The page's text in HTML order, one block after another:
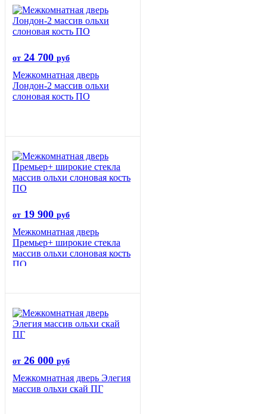
от 24 700 руб
Межкомнатная дверь
Лондон-2 массив ольхи
слоновая кость ПО
от 19 900 руб
Межкомнатная дверь
Премьер+ широкие стекла
массив ольхи слоновая кость
ПО
от 26 000 руб
Межкомнатная дверь Элегия
массив ольхи скай ПГ